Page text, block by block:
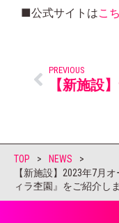
■公式サイトはこ
PREVIOUS
TOP > NEWS
>
【新施設】2023年7月
ィラ杢園』をご紹介し